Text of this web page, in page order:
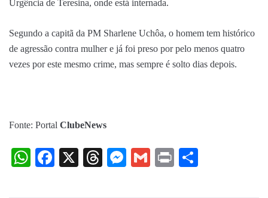
Urgência de Teresina, onde está internada.
Segundo a capitã da PM Sharlene Uchôa, o homem tem histórico
de agressão contra mulher e já foi preso por pelo menos quatro
vezes por este mesmo crime, mas sempre é solto dias depois.
Fonte: Portal ClubeNews
WhatsApp
Facebook
X Threads
Messenger
Gmail
Print